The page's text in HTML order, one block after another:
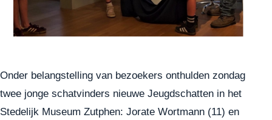
Onder belangstelling van bezoekers onthulden zondag
twee jonge schatvinders nieuwe Jeugdschatten in het
Stedelijk Museum Zutphen: Jorate Wortmann (11) en